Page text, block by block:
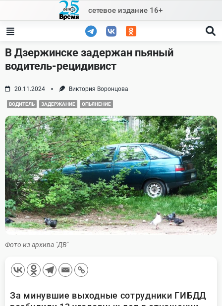
content
сетевое издание 16+
В Дзержинске задержан пьяный
водитель-рецидивист
20.11.2024 Виктория Воронцова
ВОДИТЕЛЬ ЗАДЕРЖАНИЕ ОПЬЯНЕНИЕ
Фото из архива "ДВ"
За минувшие выходные сотрудники ГИБДД